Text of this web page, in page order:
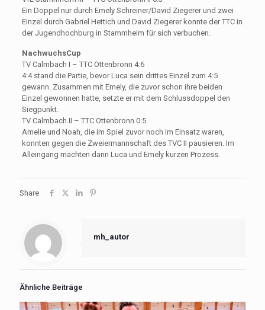
Ein Doppel nur durch Emely Schreiner/David Ziegerer und zwei
Einzel durch Gabriel Hettich und David Ziegerer konnte der TTC in
der Jugendhochburg in Stammheim für sich verbuchen.
NachwuchsCup
TV Calmbach I – TTC Ottenbronn 4:6
4:4 stand die Partie, bevor Luca sein drittes Einzel zum 4:5
gewann. Zusammen mit Emely, die zuvor schon ihre beiden
Einzel gewonnen hatte, setzte er mit dem Schlussdoppel den
Siegpunkt.
TV Calmbach II – TTC Ottenbronn 0:5
Amelie und Noah, die im Spiel zuvor noch im Einsatz waren,
konnten gegen die Zweiermannschaft des TVC II pausieren. Im
Alleingang machten dann Luca und Emely kurzen Prozess.
Share
mh_autor
Ähnliche Beiträge